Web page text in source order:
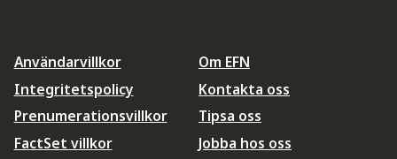
Användarvillkor
Integritetspolicy
Prenumerationsvillkor
FactSet villkor
Om EFN
Kontakta oss
Tipsa oss
Jobba hos oss